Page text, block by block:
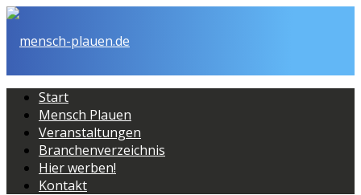
Start
Mensch Plauen
Veranstaltungen
Branchenverzeichnis
Hier werben!
Kontakt